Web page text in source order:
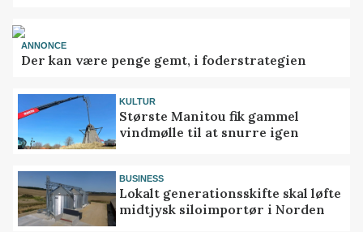
ANNONCE
Der kan være penge gemt, i foderstrategien
KULTUR
Største Manitou fik gammel
vindmølle til at snurre igen
BUSINESS
Lokalt generationsskifte skal løfte
midtjysk siloimportør i Norden